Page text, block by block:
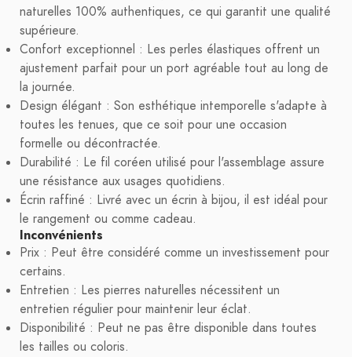
naturelles 100% authentiques, ce qui garantit une qualité
supérieure.
Confort exceptionnel : Les perles élastiques offrent un
ajustement parfait pour un port agréable tout au long de
la journée.
Design élégant : Son esthétique intemporelle s'adapte à
toutes les tenues, que ce soit pour une occasion
formelle ou décontractée.
Durabilité : Le fil coréen utilisé pour l'assemblage assure
une résistance aux usages quotidiens.
Écrin raffiné : Livré avec un écrin à bijou, il est idéal pour
le rangement ou comme cadeau.
Inconvénients
Prix : Peut être considéré comme un investissement pour
certains.
Entretien : Les pierres naturelles nécessitent un
entretien régulier pour maintenir leur éclat.
Disponibilité : Peut ne pas être disponible dans toutes
les tailles ou coloris.